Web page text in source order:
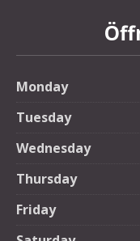
Monday
Tuesday
Wednesday
Thursday
Friday